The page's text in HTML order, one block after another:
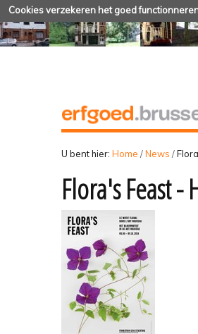
Cookies verzekeren het goed
U bent hier: Home /News /
Flora's Feast